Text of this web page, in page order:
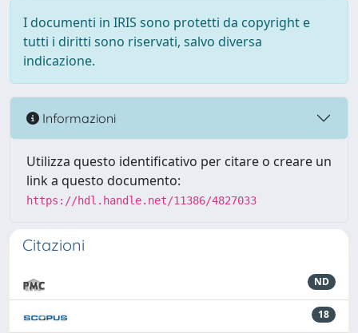
I documenti in IRIS sono protetti da copyright e
tutti i diritti sono riservati, salvo diversa
indicazione.
Informazioni
Utilizza questo identificativo per citare o creare un
link a questo documento:
https://hdl.handle.net/11386/4827033
Citazioni
ND
18